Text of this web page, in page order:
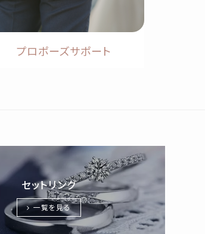
プロポーズサポート
セットリング
一覧を見る